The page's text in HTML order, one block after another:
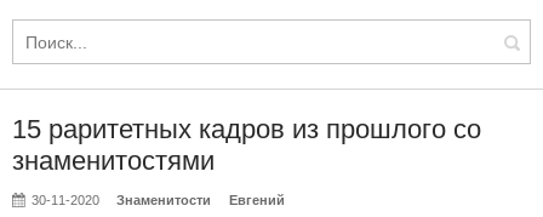
15 раритетных кадров из прошлого со
знаменитостями
30-11-2020 Знаменитости Евгений